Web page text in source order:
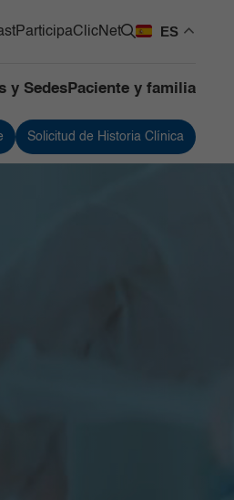
ParticipaClicNet ES
Urología
y Sedes Paciente y familia
Solicitud de Historia Clínica